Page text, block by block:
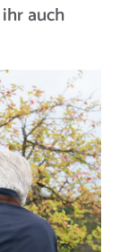
auch